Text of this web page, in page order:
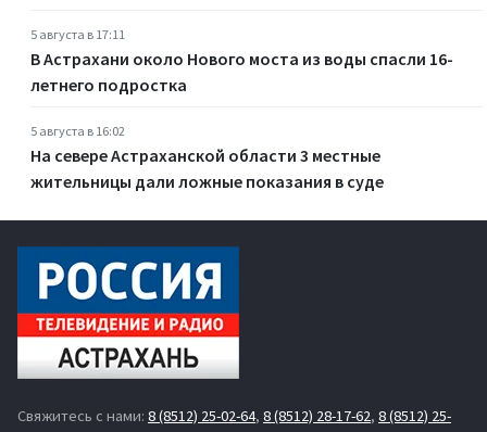
5 августа в 17:11
В Астрахани около Нового моста из воды спасли 16-
летнего подростка
5 августа в 16:02
На севере Астраханской области 3 местные
жительницы дали ложные показания в суде
Свяжитесь с нами: 8 (8512) 25-02-64, 8 (8512) 28-17-62, 8 (8512) 25-